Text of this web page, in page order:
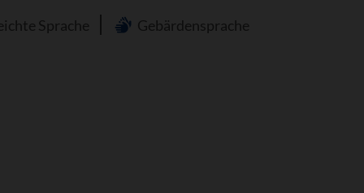
Sprache Gebärdensprache